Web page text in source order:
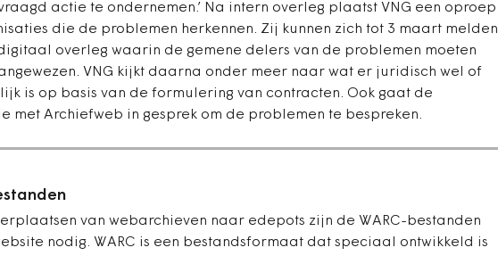
actie te ondernemen.’ Na intern overleg plaatst VNG een oproep
die de problemen herkennen. Zij kunnen zich tot 3 maart melden
overleg waarin de gemene delers van de problemen moeten
VNG kijkt daarna onder meer naar wat er juridisch wel of
is op basis van de formulering van contracten. Ook gaat de
met Archiefweb in gesprek om de problemen te bespreken.
van webarchieven naar edepots zijn de WARC-bestanden
nodig. WARC is een bestandsformaat dat speciaal ontwikkeld is